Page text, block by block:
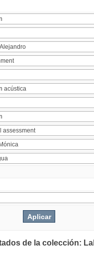
de la colección: